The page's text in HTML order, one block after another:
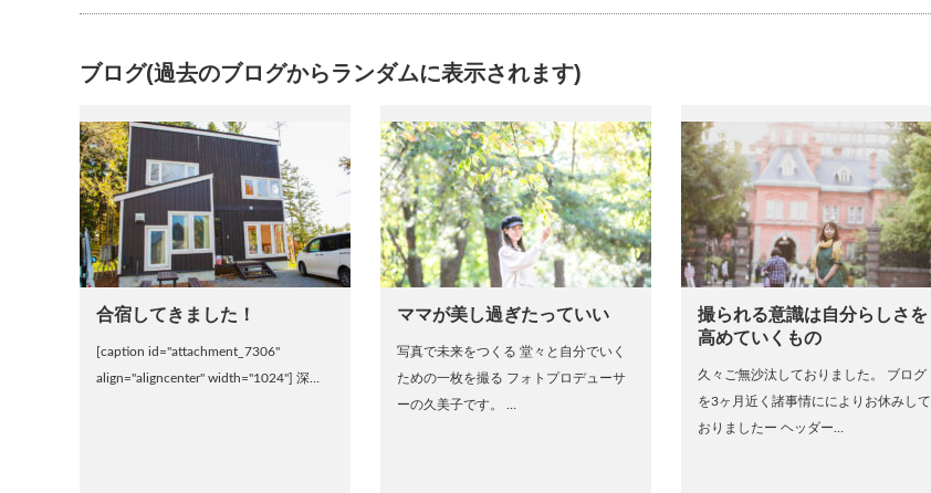
ブログ(過去のブログからランダムに表示されます)
合宿してきました！
[caption id="attachment_7306"
align="aligncenter" width="1024"] 深…
ママが美し過ぎたっていい
写真で未来をつくる 堂々と自分でいく
ための一枚を撮る フォトプロデューサ
ーの久美子です。 …
撮られる意識は自分らしさを
高めていくもの
久々ご無沙汰しておりました。 ブログ
を3ヶ月近く諸事情にによりお休みして
おりましたー ヘッダー…